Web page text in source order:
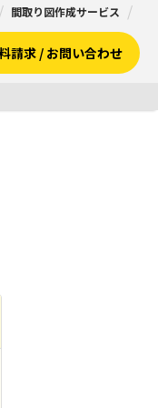
間取り図作成サービス
請求 / お問い合わせ